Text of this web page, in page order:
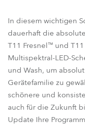
In diesem wichtigen
dauerhaft die
T11 Fresnel™ und
Multispektral-LED-
und Wash, um
Gerätefamilie zu
schönere und
auch für die Zukunft
Update Ihre